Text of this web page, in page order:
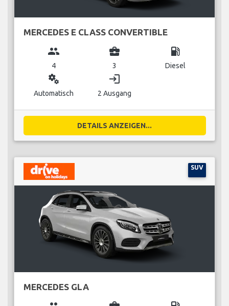
MERCEDES E CLASS CONVERTIBLE
group
4
business_center
3
local_gas_station
Diesel
miscellaneous_services
Automatisch
login
2 Ausgang
DETAILS ANZEIGEN...
SUV
MERCEDES GLA